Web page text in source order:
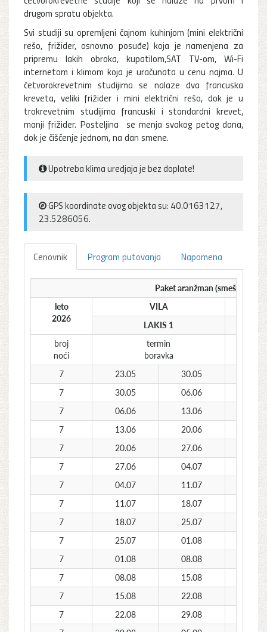
drugom spratu objekta.
Svi studiji su opremljeni čajnom kuhinjom (mini električni
rešo, frižider, osnovno posuđe) koja je namenjena za
pripremu lakih obroka, kupatilom,SAT TV-om, Wi-Fi
internetom i klimom koja je uračunata u cenu najma. U
četvorokrevetnim studijima se nalaze dva francuska
kreveta, veliki frižider i mini električni rešo, dok je u
trokrevetnim studijima francuski i standardni krevet,
manji frižider. Posteljina se menja svakog petog dana,
dok je čišćenje jednom, na dan smene.
Upotreba klima uredjaja je bez doplate!
GPS koordinate ovog objekta su: 40.0163127,
23.5286056.
Cenovnik Program putovanja Napomena
Paket aranžman (smeštaj +
leto
2026
VILA
LAKIS 1
broj
noći
termin
boravka
€
7 23.05 30.05
7
30.05 06.06
7
06.06 13.06
7
13.06 20.06
7
20.06 27.06
7
27.06 04.07
7
04.07 11.07
7
11.07 18.07
7
18.07 25.07
7
25.07 01.08
7
01.08 08.08
7
08.08 15.08
7
15.08 22.08
7
22.08 29.08